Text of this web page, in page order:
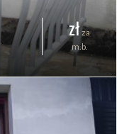
zł za
m.b.